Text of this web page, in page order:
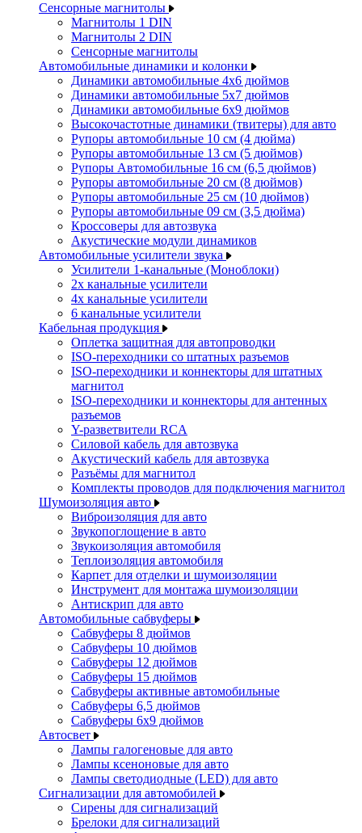
Сенсорные магнитолы
Магнитолы 1 DIN
Магнитолы 2 DIN
Сенсорные магнитолы
Автомобильные динамики и колонки
Динамики автомобильные 4x6 дюймов
Динамики автомобильные 5x7 дюймов
Динамики автомобильные 6x9 дюймов
Высокочастотные динамики (твитеры) для авто
Рупоры автомобильные 10 см (4 дюйма)
Рупоры автомобильные 13 см (5 дюймов)
Рупоры Автомобильные 16 см (6,5 дюймов)
Рупоры автомобильные 20 см (8 дюймов)
Рупоры автомобильные 25 см (10 дюймов)
Рупоры автомобильные 09 см (3,5 дюйма)
Кроссоверы для автозвука
Акустические модули динамиков
Автомобильные усилители звука
Усилители 1-канальные (Моноблоки)
2х канальные усилители
4х канальные усилители
6 канальные усилители
Кабельная продукция
Оплетка защитная для автопроводки
ISO-переходники со штатных разъемов
ISO-переходники и коннекторы для штатных
магнитол
ISO-переходники и коннекторы для антенных
разъемов
Y-разветвители RCA
Силовой кабель для автозвука
Акустический кабель для автозвука
Разъёмы для магнитол
Комплекты проводов для подключения магнитол
Шумоизоляция авто
Виброизоляция для авто
Звукопоглощение в авто
Звукоизоляция автомобиля
Теплоизоляция автомобиля
Карпет для отделки и шумоизоляции
Инструмент для монтажа шумоизоляции
Антискрип для авто
Автомобильные сабвуферы
Сабвуферы 8 дюймов
Сабвуферы 10 дюймов
Сабвуферы 12 дюймов
Сабвуферы 15 дюймов
Сабвуферы активные автомобильные
Сабвуферы 6,5 дюймов
Сабвуферы 6x9 дюймов
Автосвет
Лампы галогеновые для авто
Лампы ксеноновые для авто
Лампы светодиодные (LED) для авто
Сигнализации для автомобилей
Сирены для сигнализаций
Брелоки для сигнализаций